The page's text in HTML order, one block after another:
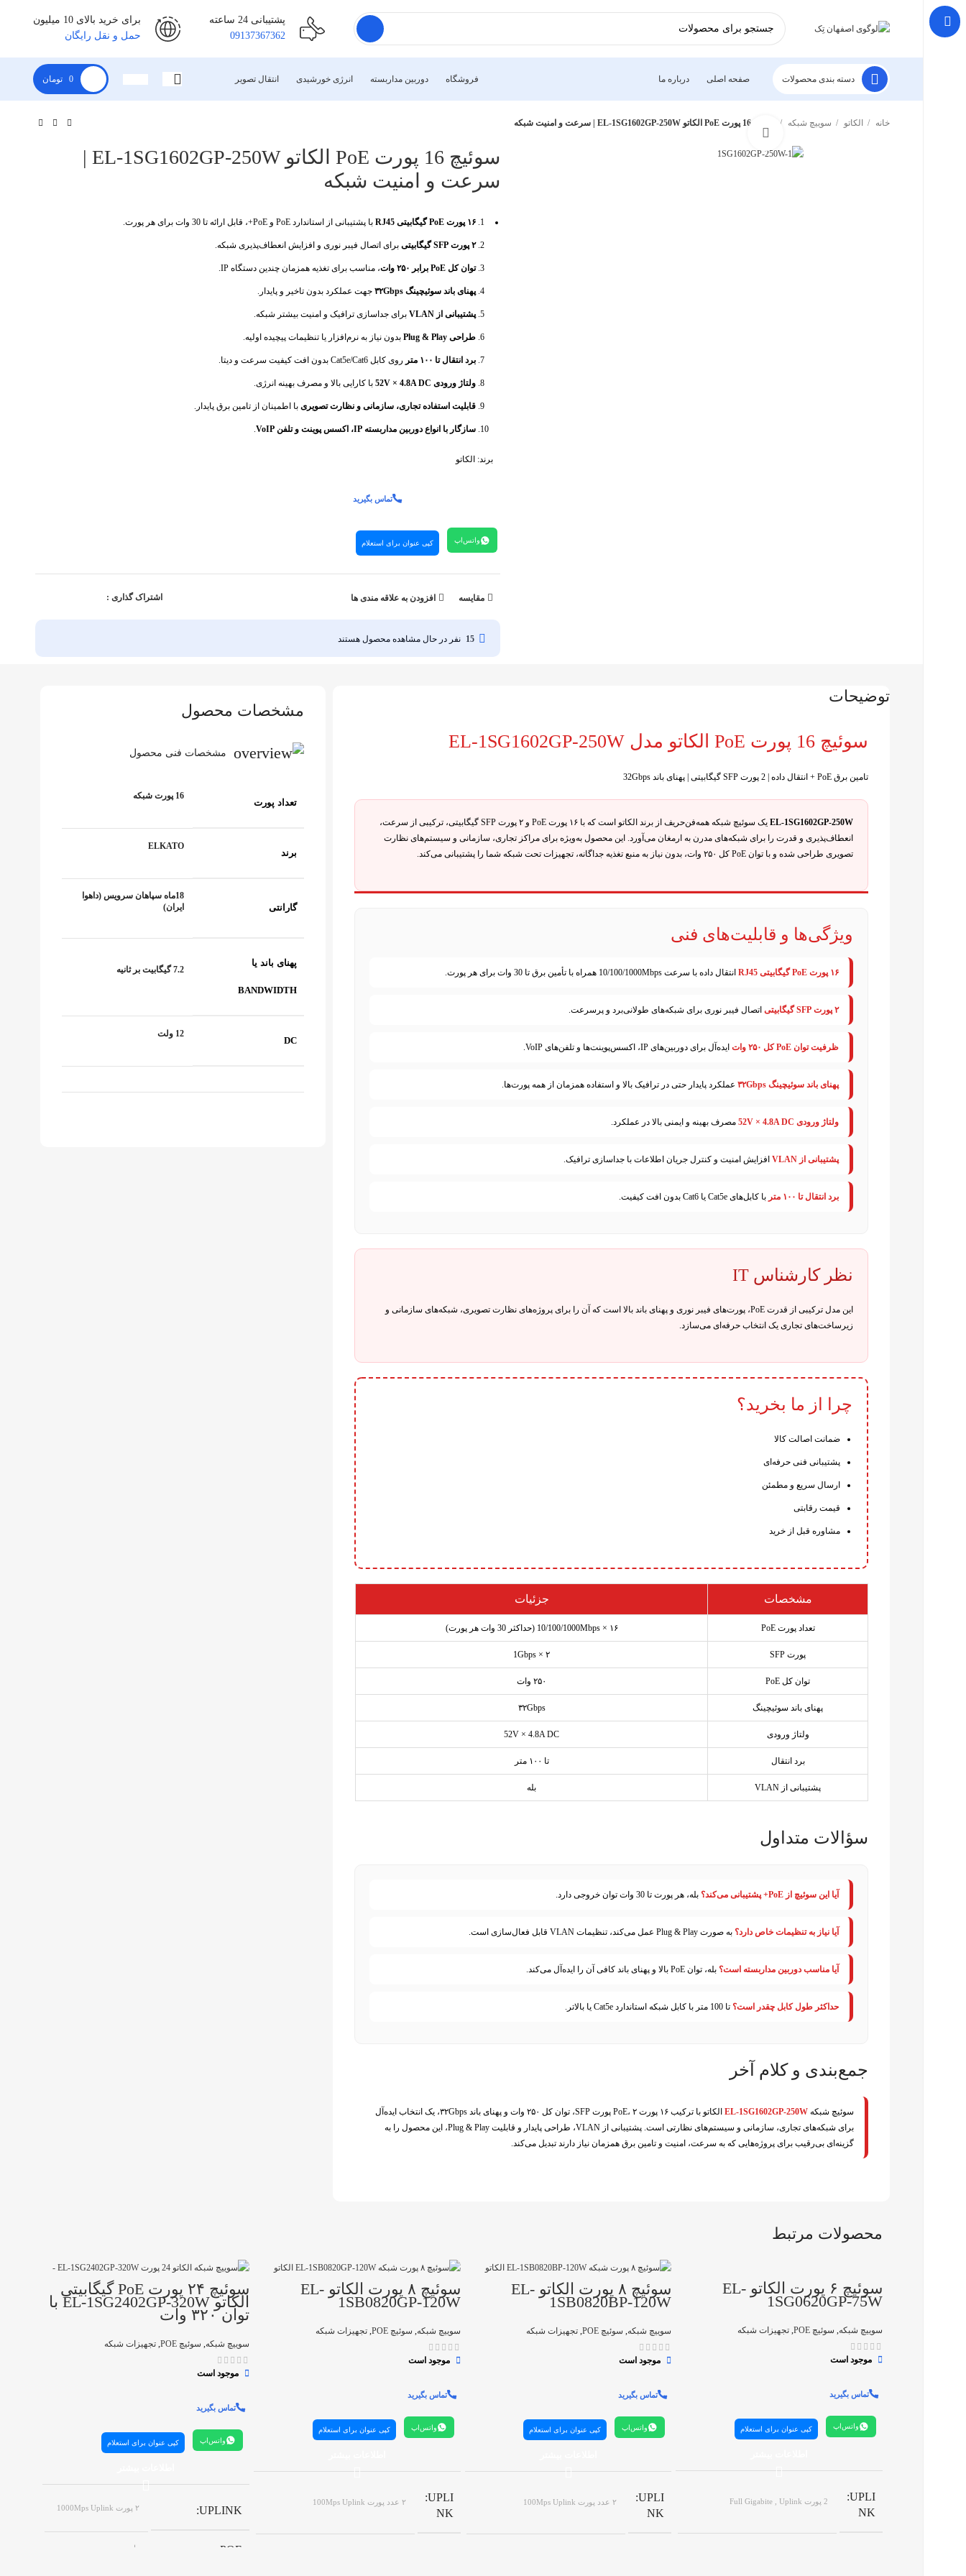
پشتیبانی 24 ساعته
09137367362
برای خرید بالای 10 میلیون
حمل و نقل رایگان
دسته بندی محصولات صفحه اصلی درباره ما فروشگاه دوربین مداربسته انرژی خورشیدی انتقال تصویر 0 تومان
خانه الکاتو سوییچ شبکه
سوئیچ 16 پورت PoE الکاتو EL‑1SG1602GP‑250W |
سرعت و امنیت شبکه
۱۶ پورت PoE گیگابیتی RJ45 با پشتیبانی از استاندارد PoE و PoE+، قابل ارائه تا 30 وات برای هر پورت.
۲ پورت SFP گیگابیتی برای اتصال فیبر نوری و افزایش انعطاف‌پذیری شبکه.
توان کل PoE برابر ۲۵۰ وات ، مناسب برای تغذیه همزمان چندین دستگاه IP.
پهنای باند سوئیچینگ ۳۲Gbps جهت عملکرد بدون تاخیر و پایدار.
پشتیبانی از VLAN برای جداسازی ترافیک و امنیت بیشتر شبکه.
طراحی Plug & Play بدون نیاز به نرم‌افزار یا تنظیمات پیچیده اولیه.
برد انتقال تا ۱۰۰ متر روی کابل Cat5e/Cat6 بدون افت کیفیت سرعت و دیتا.
ولتاژ ورودی 52V × 4.8A DC با کارایی بالا و مصرف بهینه انرژی.
قابلیت استفاده تجاری، سازمانی و نظارت تصویری با اطمینان از تامین برق پایدار.
سازگار با انواع دوربین مداربسته IP، اکسس پوینت و تلفن VoIP .
برند: الکاتو
تماس بگیرید
واتس‌اپ کپی عنوان برای استعلام
مقایسه افزودن به علاقه مندی ها اشتراک گذاری :
15 نفر در حال مشاهده محصول هستند
توضیحات
سوئیچ 16 پورت PoE الکاتو مدل EL‑1SG1602GP‑250W
تامین برق PoE + انتقال داده | 2 پورت SFP گیگابیتی | پهنای باند 32Gbps
EL‑1SG1602GP‑250W
یک سوئیچ شبکه همه‌فن‌حریف از برند الکاتو است که با ۱۶ پورت PoE و ۲ پورت SFP گیگابیتی، ترکیبی از سرعت،
انعطاف‌پذیری و قدرت را برای شبکه‌های مدرن به ارمغان می‌آورد. این محصول به‌ویژه برای مراکز تجاری، سازمانی و سیستم‌های نظارت
تصویری طراحی شده و با توان PoE کل ۲۵۰ وات، بدون نیاز به منبع تغذیه جداگانه، تجهیزات تحت شبکه شما را پشتیبانی می‌کند.
ویژگی‌ها و قابلیت‌های فنی
۱۶ پورت PoE گیگابیتی RJ45 انتقال داده با سرعت 10/100/1000Mbps همراه با تأمین برق تا 30 وات برای هر پورت.
۲ پورت SFP گیگابیتی اتصال فیبر نوری برای شبکه‌های طولانی‌برد و پرسرعت.
ظرفیت توان PoE کل ۲۵۰ وات ایده‌آل برای دوربین‌های IP، اکسس‌پوینت‌ها و تلفن‌های VoIP.
پهنای باند سوئیچینگ ۳۲Gbps عملکرد پایدار حتی در ترافیک بالا و استفاده همزمان از همه پورت‌ها.
ولتاژ ورودی 52V × 4.8A DC مصرف بهینه و ایمنی بالا در عملکرد.
پشتیبانی از VLAN افزایش امنیت و کنترل جریان اطلاعات با جداسازی ترافیک.
برد انتقال تا ۱۰۰ متر با کابل‌های Cat5e یا Cat6 بدون افت کیفیت.
نظر کارشناس IT
این مدل ترکیبی از قدرت PoE، پورت‌های فیبر نوری و پهنای باند بالا است که آن را برای پروژه‌های نظارت تصویری، شبکه‌های سازمانی و
زیرساخت‌های تجاری یک انتخاب حرفه‌ای می‌سازد.
چرا از ما بخرید؟
ضمانت اصالت کالا
پشتیبانی فنی حرفه‌ای
ارسال سریع و مطمئن
قیمت رقابتی
مشاوره قبل از خرید
مشخصات جزئیات
تعداد پورت PoE ۱۶ × 10/100/1000Mbps (حداکثر 30 وات هر پورت)
پورت SFP ۲ × 1Gbps
توان کل PoE ۲۵۰ وات
پهنای باند سوئیچینگ ۳۲Gbps
ولتاژ ورودی 52V × 4.8A DC
برد انتقال تا ۱۰۰ متر
پشتیبانی از VLAN بله
سؤالات متداول
آیا این سوئیچ از PoE+ پشتیبانی می‌کند؟ بله، هر پورت تا 30 وات توان خروجی دارد.
آیا نیاز به تنظیمات خاص دارد؟ به صورت Plug & Play عمل می‌کند، تنظیمات VLAN قابل فعال‌سازی است.
آیا مناسب دوربین مداربسته است؟ بله، توان PoE بالا و پهنای باند کافی آن را ایده‌آل می‌کند.
حداکثر طول کابل چقدر است؟ تا 100 متر با کابل شبکه استاندارد Cat5e یا بالاتر.
جمع‌بندی و کلام آخر
سوئیچ شبکه EL‑1SG1602GP‑250W
الکاتو با ترکیب ۱۶ پورت PoE، ۲ پورت SFP، توان کل ۲۵۰ وات و پهنای باند ۳۲Gbps، یک انتخاب ایده‌آل
برای شبکه‌های تجاری، سازمانی و سیستم‌های نظارتی است. پشتیبانی از VLAN، طراحی پایدار و قابلیت Plug & Play، این محصول را به
گزینه‌ای بی‌رقیب برای پروژه‌هایی که به سرعت، امنیت و تامین برق همزمان نیاز دارند تبدیل می‌کند.
مشخصات محصول
مشخصات فنی محصول
تعداد پورت
16 پورت شبکه
برند
ELKATO
گارانتی
18ماه سپاهان سرویس (داهوا
ایران)
پهنای باند یا
BANDWIDTH
7.2 گیگابیت بر ثانیه
DC
12 ولت
محصولات مرتبط
سوئیچ ۶ پورت الکاتو EL-
1SG0620GP-75W
سوییچ شبکه سوئیچ POE تجهیزات شبکه
موجود است
تماس بگیرید
واتس‌اپ کپی عنوان برای استعلام
UPLI
NK
2 پورت Full Gigabite , Uplink
سوئیچ ۸ پورت الکاتو EL-
1SB0820BP-120W
سوییچ شبکه سوئیچ POE , تجهیزات شبکه
موجود است
تماس بگیرید
واتس‌اپ کپی عنوان برای استعلام
UPLI
NK
۲ عدد پورت 100Mps Uplink
سوئیچ ۸ پورت الکاتو EL-
1SB0820GP-120W
سوییچ شبکه سوئیچ POE ,تجهیزات شبکه
موجود است
تماس بگیرید
واتس‌اپ کپی عنوان برای استعلام
UPLI
NK
۲ عدد پورت 100Mps Uplink
سوئیچ ۲۴ پورت PoE گیگابیتی
الکاتو EL‑1SG2402GP‑320W با
توان ۳۲۰ وات
سوییچ شبکه سوئیچ POE ,تجهیزات شبکه
موجود است
تماس بگیرید
واتس‌اپ کپی عنوان برای استعلام
UPLINK ۲ پورت 1000Mps Uplink
POE دارد